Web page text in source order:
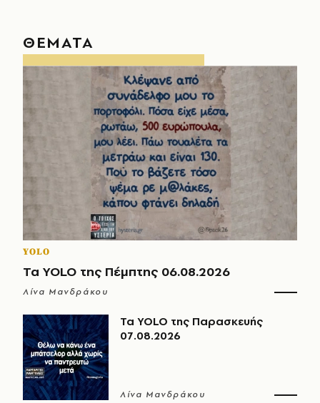
ΘΕΜΑΤΑ
YOLO
Τα YOLO της Πέμπτης 06.08.2026
Λίνα Μανδράκου
Τα YOLO της Παρασκευής
07.08.2026
Λίνα Μανδράκου